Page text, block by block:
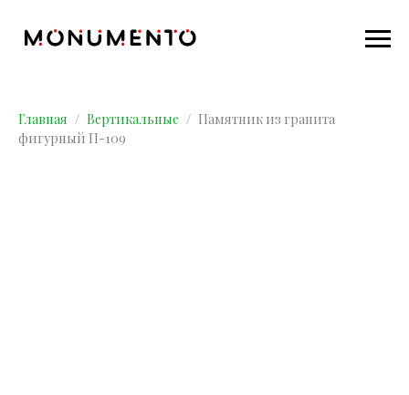
Главная Вертикальные
Памятник из гранита
фигурный П-109